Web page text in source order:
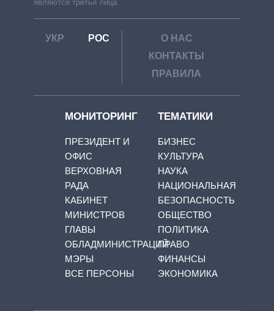
являются третьи лица.
УКР РОС
О НАС
КОНТАКТЫ
ПРАВИЛА
МОНИТОРИНГ
ПРЕЗИДЕНТ И
ОФИС
ВЕРХОВНАЯ
РАДА
КАБИНЕТ
МИНИСТРОВ
ГЛАВЫ
ОБЛАДМИНИСТРАЦИЙ
МЭРЫ
ВСЕ ПЕРСОНЫ
ТЕМАТИКИ
БИЗНЕС
КУЛЬТУРА
НАУКА
НАЦИОНАЛЬНАЯ
БЕЗОПАСНОСТЬ
ОБЩЕСТВО
ПОЛИТИКА
ПРАВО
ФИНАНСЫ
ЭКОНОМИКА